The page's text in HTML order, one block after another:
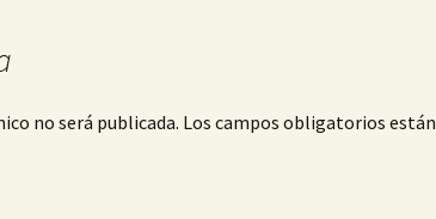
no será publicada. Los campos obligatorios están